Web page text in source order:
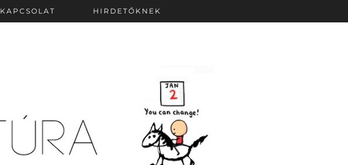
KAPCSOLAT HIRDETŐKNEK